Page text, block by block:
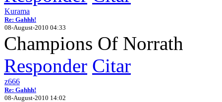
Kurama
Re: Gahhh!
08-August-2010 04:33
Champions Of Norrath
Responder Citar
z666
Re: Gahhh!
08-August-2010 14:02